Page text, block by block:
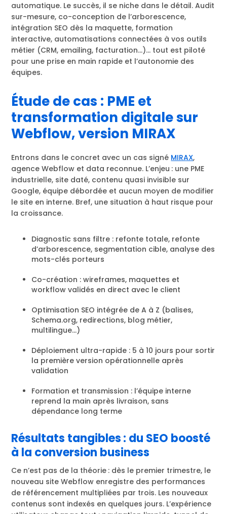
automatique. Le succès, il se niche dans le détail. Audit
sur-mesure, co-conception de l’arborescence,
intégration SEO dès la maquette, formation
interactive, automatisations connectées à vos outils
métier (CRM, emailing, facturation…)… tout est piloté
pour une prise en main rapide et l’autonomie des
équipes.
Étude de cas : PME et
transformation digitale sur
Webflow, version MIRAX
Entrons dans le concret avec un cas signé MIRAX,
agence Webflow et data reconnue. L’enjeu : une PME
industrielle, site daté, contenu quasi invisible sur
Google, équipe débordée et aucun moyen de modifier
le site en interne. Bref, une situation à haut risque pour
la croissance.
Diagnostic sans filtre : refonte totale, refonte
d’arborescence, segmentation cible, analyse des
mots-clés porteurs
Co-création : wireframes, maquettes et
workflow validés en direct avec le client
Optimisation SEO intégrée de A à Z (balises,
Schema.org, redirections, blog métier,
multilingue…)
Déploiement ultra-rapide : 5 à 10 jours pour sortir
la première version opérationnelle après
validation
Formation et transmission : l’équipe interne
reprend la main après livraison, sans
dépendance long terme
Résultats tangibles : du SEO boosté
à la conversion business
Ce n’est pas de la théorie : dès le premier trimestre, le
nouveau site Webflow enregistre des performances
de référencement multipliées par trois. Les nouveaux
contenus sont indexés en quelques jours. L’expérience